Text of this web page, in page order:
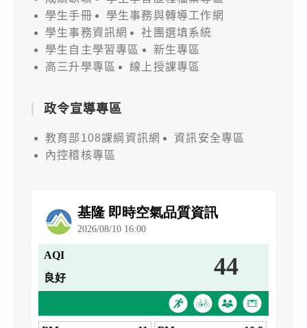
學生手冊
學生事務與轉導工作網
學生事務資訊網
社團選填系統
學生自主學習專區
新生專區
高三升學專區
線上授課專區
政令宣導專區
教育部108課綱資訊網
資訊安全專區
內控稽核專區